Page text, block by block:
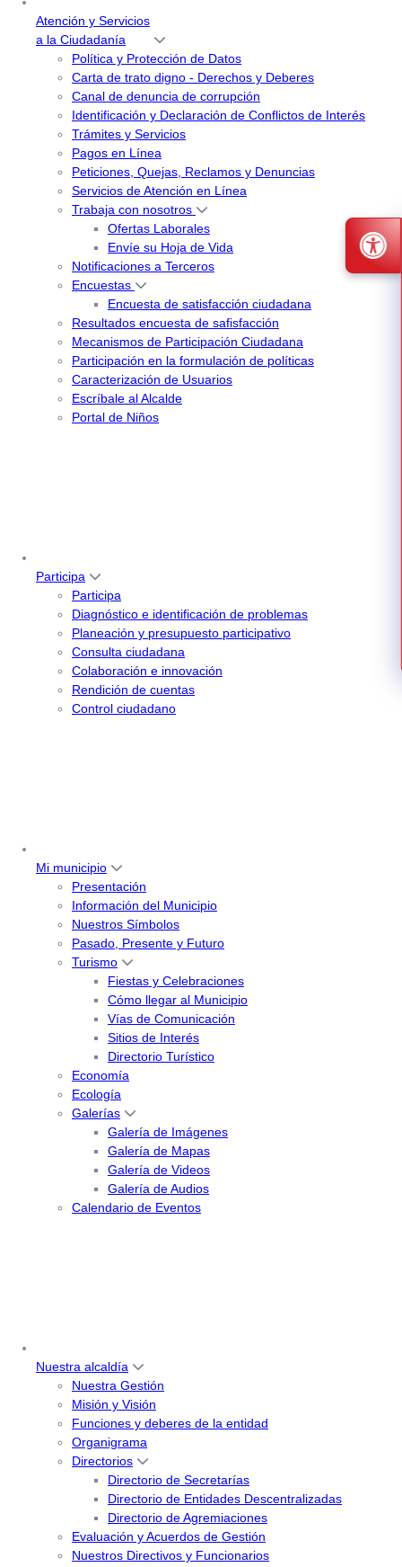
Atención y Servicios
a la Ciudadanía
Política y Protección de Datos
Carta de trato digno - Derechos y Deberes
Canal de denuncia de corrupción
Identificación y Declaración de Conflictos de Interés
Trámites y Servicios
Pagos en Línea
Peticiones, Quejas, Reclamos y Denuncias
Servicios de Atención en Línea
Trabaja con nosotros
Ofertas Laborales
Envíe su Hoja de Vida
Notificaciones a Terceros
Encuestas
Encuesta de satisfacción ciudadana
Resultados encuesta de safisfacción
Mecanismos de Participación Ciudadana
Participación en la formulación de políticas
Caracterización de Usuarios
Escríbale al Alcalde
Portal de Niños
Participa
Participa
Diagnóstico e identificación de problemas
Planeación y presupuesto participativo
Consulta ciudadana
Colaboración e innovación
Rendición de cuentas
Control ciudadano
Mi municipio
Presentación
Información del Municipio
Nuestros Símbolos
Pasado, Presente y Futuro
Turismo
Fiestas y Celebraciones
Cómo llegar al Municipio
Vías de Comunicación
Sitios de Interés
Directorio Turístico
Economía
Ecología
Galerías
Galería de Imágenes
Galería de Mapas
Galería de Videos
Galería de Audios
Calendario de Eventos
Nuestra alcaldía
Nuestra Gestión
Misión y Visión
Funciones y deberes de la entidad
Organigrama
Directorios
Directorio de Secretarías
Directorio de Entidades Descentralizadas
Directorio de Agremiaciones
Evaluación y Acuerdos de Gestión
Nuestros Directivos y Funcionarios